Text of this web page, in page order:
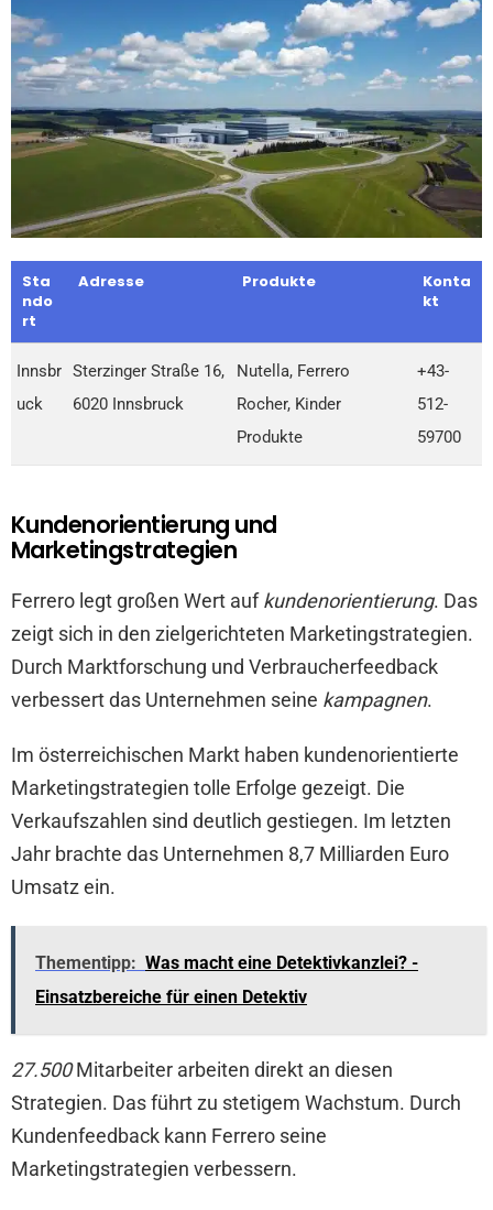
Sta
ndo
rt
Adresse Produkte
Konta
kt
Innsbr
uck
Sterzinger Straße 16,
6020 Innsbruck
Nutella, Ferrero
Rocher, Kinder
Produkte
+43-
512-
59700
Kundenorientierung und
Marketingstrategien
Ferrero legt großen Wert aufkundenorientierung. Das
zeigt sich in den zielgerichteten Marketingstrategien.
Durch Marktforschung und Verbraucherfeedback
verbessert das Unternehmen seine kampagnen.
Im österreichischen Markt haben kundenorientierte
Marketingstrategien tolle Erfolge gezeigt. Die
Verkaufszahlen sind deutlich gestiegen. Im letzten
Jahr brachte das Unternehmen 8,7 Milliarden Euro
Umsatz ein.
Thementipp: Was macht eine Detektivkanzlei? -
Einsatzbereiche für einen Detektiv
27.500Mitarbeiter arbeiten direkt an diesen
Strategien. Das führt zu stetigem Wachstum. Durch
Kundenfeedback kann Ferrero seine
Marketingstrategien verbessern.